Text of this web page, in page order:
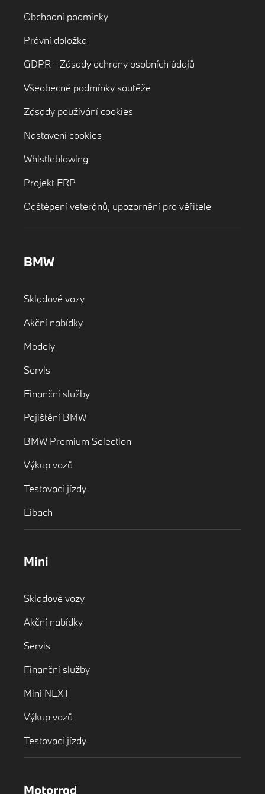
Obchodní podmínky
Právní doložka
GDPR - Zásady ochrany osobních údajů
Všeobecné podmínky soutěže
Zásady používání cookies
Nastavení cookies
Whistleblowing
Projekt ERP
Odštěpení veteránů, upozornění pro věřitele
BMW
Skladové vozy
Akční nabídky
Modely
Servis
Finanční služby
Pojištění BMW
BMW Premium Selection
Výkup vozů
Testovací jízdy
Eibach
Mini
Skladové vozy
Akční nabídky
Servis
Finanční služby
Mini NEXT
Výkup vozů
Testovací jízdy
Motorrad